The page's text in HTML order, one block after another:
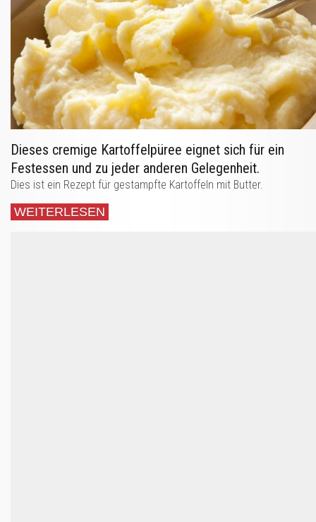
Dieses cremige Kartoffelpüree eignet sich für ein
Festessen und zu jeder anderen Gelegenheit.
Dies ist ein Rezept für gestampfte Kartoffeln mit Butter.
WEITERLESEN